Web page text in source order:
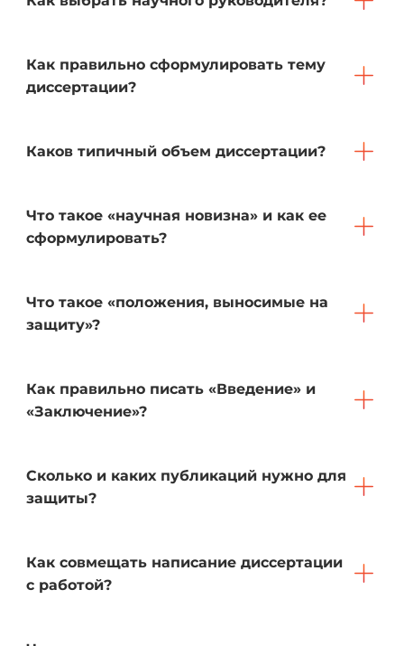
Как правильно сформулировать тему
диссертации?
Каков типичный объем диссертации?
Что такое «научная новизна» и как ее
сформулировать?
Что такое «положения, выносимые на
защиту»?
Как правильно писать «Введение» и
«Заключение»?
Сколько и каких публикаций нужно для
защиты?
Как совмещать написание диссертации
с работой?